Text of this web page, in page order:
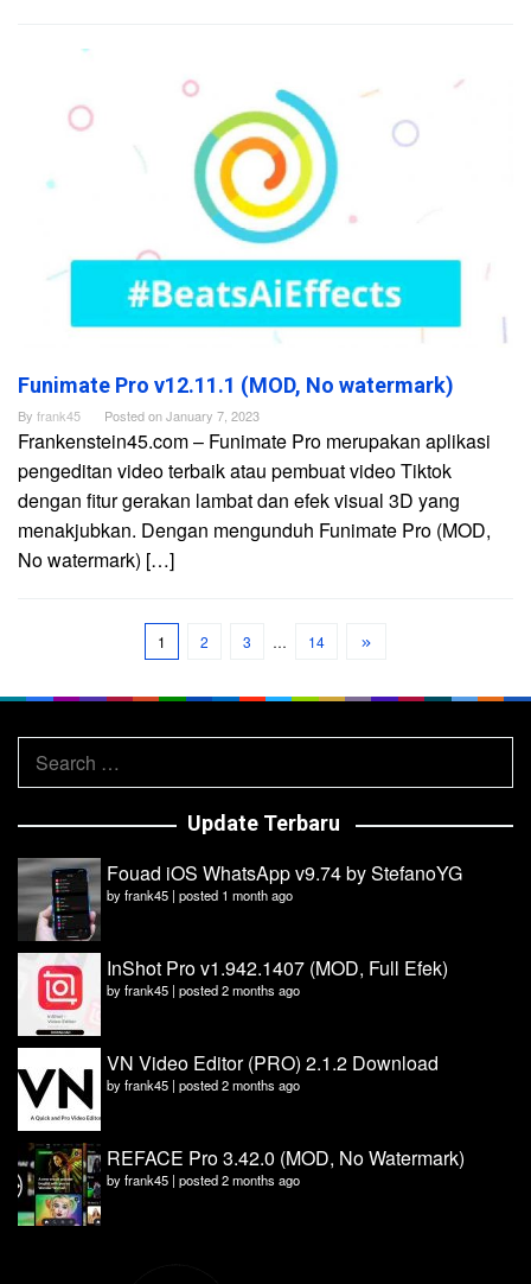
Funimate Pro v12.11.1 (MOD, No watermark)
By frank45 Posted onJanuary 7, 2023
Frankenstein45.com – Funimate Pro merupakan aplikasi
pengeditan video terbaik atau pembuat video Tiktok
dengan fitur gerakan lambat dan efek visual 3D yang
menakjubkan. Dengan mengunduh Funimate Pro (MOD,
No watermark) […]
1 2 3 … 14
Search
for:
Update Terbaru
Fouad iOS WhatsApp v9.74 by StefanoYG
byfrank45 | posted 1 month ago
InShot Pro v1.942.1407 (MOD, Full Efek)
byfrank45 | posted 2 months ago
VN Video Editor (PRO) 2.1.2 Download
byfrank45 | posted 2 months ago
REFACE Pro 3.42.0 (MOD, No Watermark)
byfrank45 | posted 2 months ago